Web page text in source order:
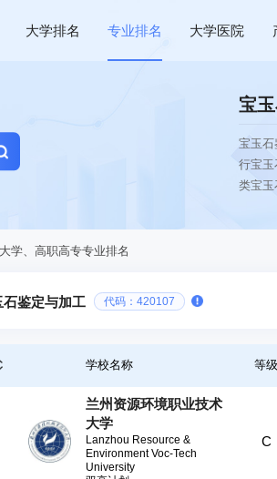
大学排名 专业排名 大学医院
宝
宝玉
行宝
类宝
学、高职高专专业排名
石鉴定与加工 代码：420107
学校名称 等级
兰州资源环境职业技术
大学
Lanzhou Resource &
Environment Voc-Tech
University
C